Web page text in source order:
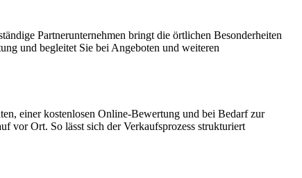
Partnerunternehmen bringt die örtlichen Besonderheiten
und begleitet Sie bei Angeboten und weiteren
einer kostenlosen Online-Bewertung und bei Bedarf zur
vor Ort. So lässt sich der Verkaufsprozess strukturiert